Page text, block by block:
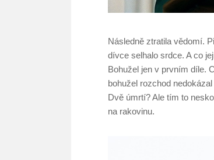
Následně ztratila vědomí.
dívce selhalo srdce. A co
Bohužel jen v prvním díle.
bohužel rozchod
Dvě úmrtí? Ale tím to
na rakovinu.